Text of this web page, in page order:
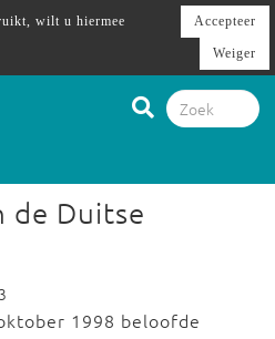
de Duitse
1998 beloofde
wilt u hiermee
Accepteer
Weiger